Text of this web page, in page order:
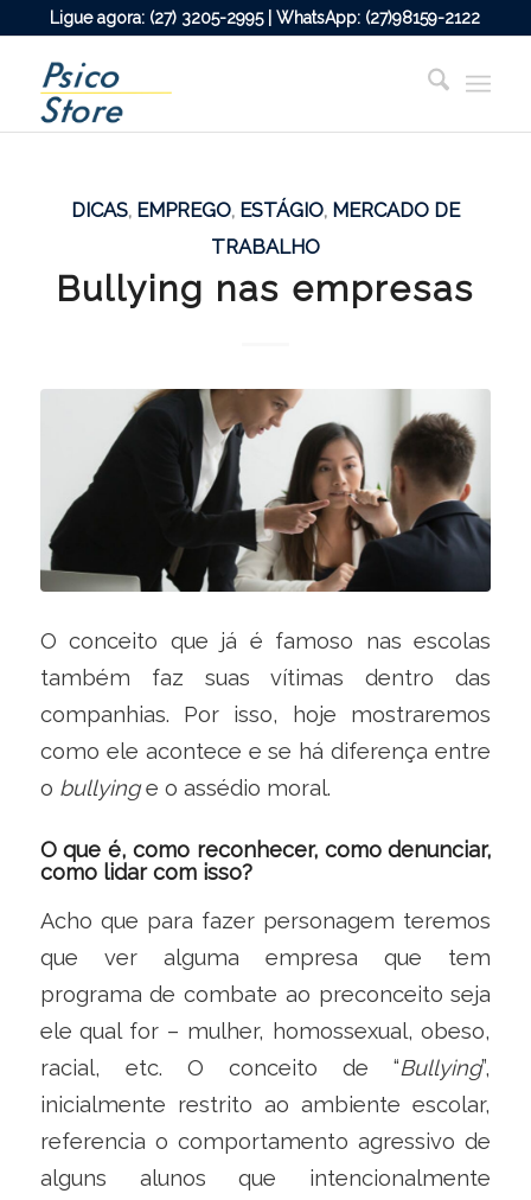
Ligue agora: (27) 3205-2995 | WhatsApp: (27)98159-2122
DICAS, EMPREGO, ESTÁGIO, MERCADO DE
TRABALHO
Bullying nas empresas
O conceito que já é famoso nas escolas
também faz suas vítimas dentro das
companhias. Por isso, hoje mostraremos
como ele acontece e se há diferença entre
o bullyinge o assédio moral.
O que é, como reconhecer, como denunciar,
como lidar com isso?
Acho que para fazer personagem teremos
que ver alguma empresa que tem
programa de combate ao preconceito seja
ele qual for – mulher, homossexual, obeso,
racial, etc. O conceito de “Bullying”,
inicialmente restrito ao ambiente escolar,
referencia o comportamento agressivo de
alguns alunos que intencionalmente